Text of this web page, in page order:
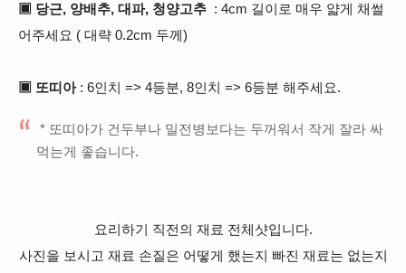
▣ 당근, 양배추, 대파, 청양고추 : 4cm 길이로 매우 얇게 채썰
어주세요 ( 대략 0.2cm 두께)
▣ 또띠아: 6인치 => 4등분, 8인치 => 6등분 해주세요.
* 또띠아가 건두부나 밀전병보다는 두꺼워서 작게 잘라 싸
먹는게 좋습니다.
요리하기 직전의 재료 전체샷입니다.
사진을 보시고 재료 손질은 어떻게 했는지 빠진 재료는 없는지